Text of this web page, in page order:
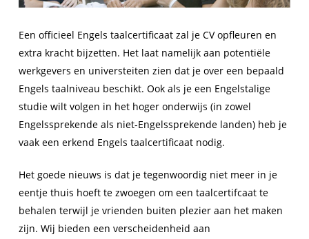
Een officieel Engels taalcertificaat zal je CV opfleuren en
extra kracht bijzetten. Het laat namelijk aan potentiële
werkgevers en universteiten zien dat je over een bepaald
Engels taalniveau beschikt. Ook als je een Engelstalige
studie wilt volgen in het hoger onderwijs (in zowel
Engelssprekende als niet-Engelssprekende landen) heb je
vaak een erkend Engels taalcertificaat nodig.
Het goede nieuws is dat je tegenwoordig niet meer in je
eentje thuis hoeft te zwoegen om een taalcertifcaat te
behalen terwijl je vrienden buiten plezier aan het maken
zijn. Wij bieden een verscheidenheid aan